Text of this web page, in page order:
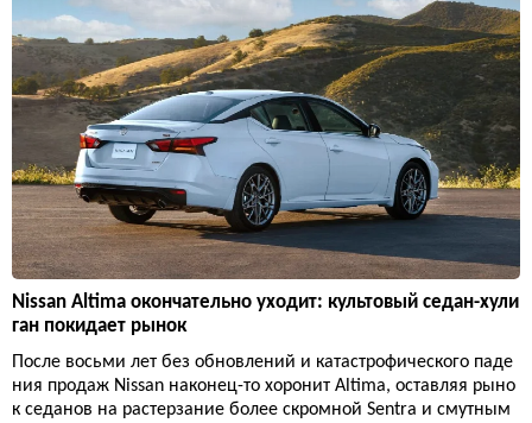
Nissan Altima окончательно уходит: культовый седан-хули
ган покидает рынок
После восьми лет без обновлений и катастрофического паде
ния продаж Nissan наконец-то хоронит Altima, оставляя рыно
к седанов на растерзание более скромной Sentra и смутным